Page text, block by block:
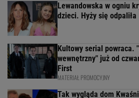
Lewandowska w ogniu
dzieci. Hyży się odpaliła
Kultowy serial powraca.
wewnętrzny" już od
First
MATERIAŁ PROMOCYJNY
Tak wygląda dom